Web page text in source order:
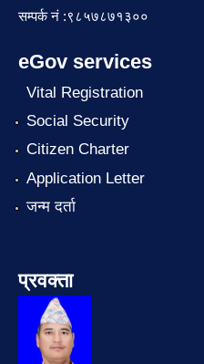
सम्पर्क नं :९८५७८७१३००
eGov services
Vital Registration
Social Security
Citizen Charter
Application Letter
जन्म दर्ता
प्रवक्ता